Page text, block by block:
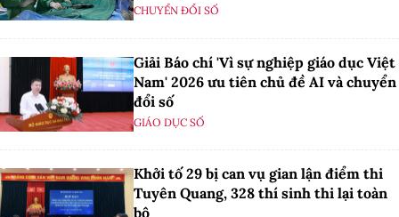
CHUYỂN ĐỔI SỐ
Giải Báo chí 'Vì sự nghiệp giáo dục Việt
Nam' 2026 ưu tiên chủ đề AI và chuyển
đổi số
GIÁO DỤC SỐ
Khởi tố 29 bị can vụ gian lận điểm thi
Tuyên Quang, 328 thí sinh thi lại toàn
bộ